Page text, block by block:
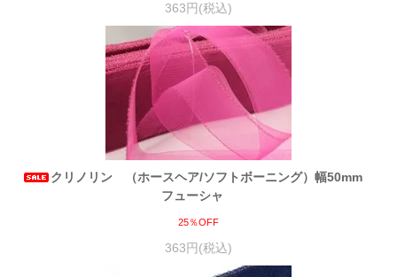
363円(税込)
クリノリン （ホースヘア/ソフトボーニング）幅50mm
フューシャ
25％OFF
363円(税込)